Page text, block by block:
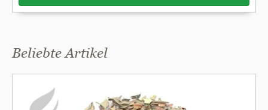
Hibiskustee sparsamer als gewohnt dosiert werden.
Beliebte Artikel